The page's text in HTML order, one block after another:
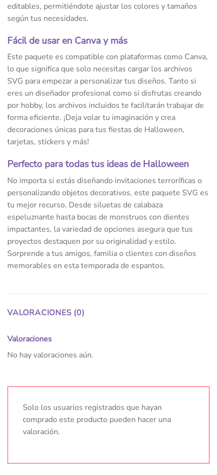
editables, permitiéndote ajustar los colores y tamaños
según tus necesidades.
Fácil de usar en Canva y más
Este paquete es compatible con plataformas como Canva,
lo que significa que solo necesitas cargar los archivos
SVG para empezar a personalizar tus diseños. Tanto si
eres un diseñador profesional como si disfrutas creando
por hobby, los archivos incluidos te facilitarán trabajar de
forma eficiente. ¡Deja volar tu imaginación y crea
decoraciones únicas para tus fiestas de Halloween,
tarjetas, stickers y más!
Perfecto para todas tus ideas de Halloween
No importa si estás diseñando invitaciones terroríficas o
personalizando objetos decorativos, este paquete SVG es
tu mejor recurso. Desde siluetas de calabaza
espeluznante hasta bocas de monstruos con dientes
impactantes, la variedad de opciones asegura que tus
proyectos destaquen por su originalidad y estilo.
Sorprende a tus amigos, familia o clientes con diseños
memorables en esta temporada de espantos.
VALORACIONES (0)
Valoraciones
No hay valoraciones aún.
Solo los usuarios registrados que hayan
comprado este producto pueden hacer una
valoración.